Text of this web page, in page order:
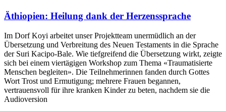
Äthiopien: Heilung dank der Herzenssprache
Im Dorf Koyi arbeitet unser Projektteam unermüdlich an der
Übersetzung und Verbreitung des Neuen Testaments in die Sprache
der Suri Kacipo-Bale. Wie tiefgreifend die Übersetzung wirkt, zeigte
sich bei einem viertägigen Workshop zum Thema «Traumatisierte
Menschen begleiten». Die Teilnehmerinnen fanden durch Gottes
Wort Trost und Ermutigung; mehrere Frauen begannen,
vertrauensvoll für ihre kranken Kinder zu beten, nachdem sie die
Audioversion